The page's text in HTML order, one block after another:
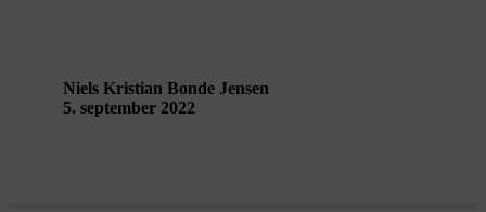
Niels Kristian Bonde Jensen
5. september 2022